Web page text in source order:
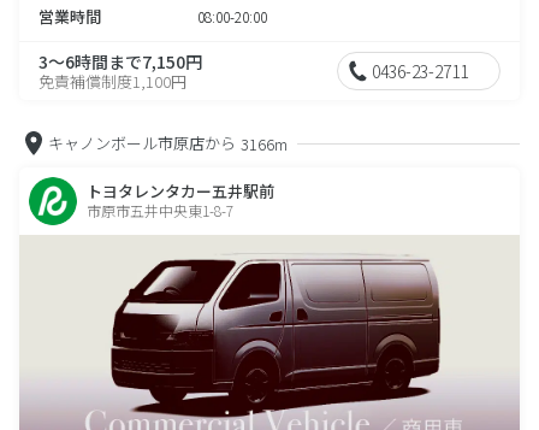
営業時間 08:00-20:00
3～6時間まで7,150円
免責補償制度1,100円 0436-23-2711
キャノンボール市原店から 3166m
トヨタレンタカー五井駅前
市原市五井中央東1-8-7